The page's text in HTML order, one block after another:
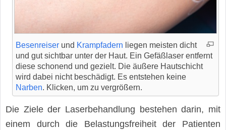
Besenreiser und Krampfadern liegen meisten dicht
und gut sichtbar unter der Haut. Ein Gefäßlaser entfernt
diese schonend und gezielt. Die äußere Hautschicht
wird dabei nicht beschädigt. Es entstehen keine
Narben. Klicken, um zu vergrößern.
Die Ziele der Laserbehandlung bestehen darin, mit
einem durch die Belastungsfreiheit der Patienten